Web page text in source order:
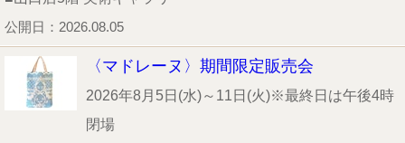
公開日：2026.08.05
〈マドレーヌ〉期間限定販売会
2026年8月5日(水)～11日(火)※最終日は午後4時
閉場